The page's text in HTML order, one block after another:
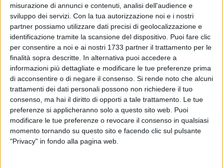
misurazione di annunci e contenuti, analisi dell'audience e
sviluppo dei servizi. Con la tua autorizzazione noi e i nostri
partner possiamo utilizzare dati precisi di geolocalizzazione e
identificazione tramite la scansione del dispositivo. Puoi fare clic
per consentire a noi e ai nostri 1733 partner il trattamento per le
finalità sopra descritte. In alternativa puoi accedere a
informazioni più dettagliate e modificare le tue preferenze prima
di acconsentire o di negare il consenso. Si rende noto che alcuni
trattamenti dei dati personali possono non richiedere il tuo
consenso, ma hai il diritto di opporti a tale trattamento. Le tue
preferenze si applicheranno solo a questo sito web. Puoi
modificare le tue preferenze o revocare il consenso in qualsiasi
momento tornando su questo sito e facendo clic sul pulsante
"Privacy" in fondo alla pagina web.
BARLETTA - 13 OTTOBRE 2013
Via dei Muratori, Musti ripercorre la vicenda
degli ultimi 3 anni
BARLETTA - 13 OTTOBRE 2013
Vito Cuonzo, la testimonianza di un partigiano
barlettano
BARLETTA - 13 OTTOBRE 2013
«A proposito del bollettino del Comune di
Barletta»